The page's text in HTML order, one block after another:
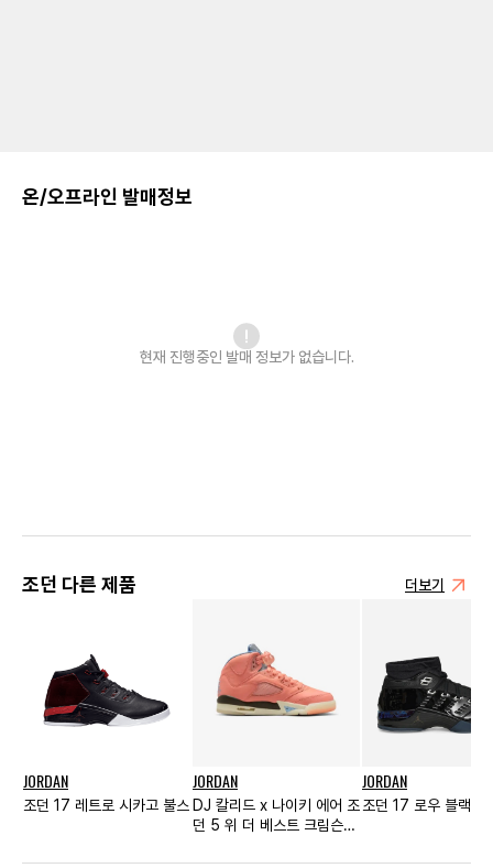
온/오프라인 발매정보
현재 진행중인 발매 정보가 없습니다.
조던 다른 제품 더보기
JORDAN
조던 17 레트로 시카고 불스
JORDAN
DJ 칼리드 x 나이키 에어 조
던 5 위 더 베스트 크림슨
JORDAN
조던 17 로우 블랙 크